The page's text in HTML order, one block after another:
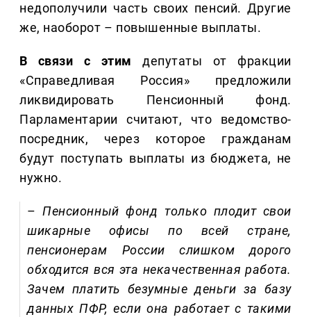
недополучили часть своих пенсий. Другие
же, наоборот – повышенные выплаты.
В связи с этим депутаты от фракции
«Справедливая Россия» предложили
ликвидировать Пенсионный фонд.
Парламентарии считают, что ведомство-
посредник, через которое гражданам
будут поступать выплаты из бюджета, не
нужно.
–Пенсионный фонд только плодит свои
шикарные офисы по всей стране,
пенсионерам России слишком дорого
обходится вся эта некачественная работа.
Зачем платить безумные деньги за базу
данных ПФР, если она работает с такими